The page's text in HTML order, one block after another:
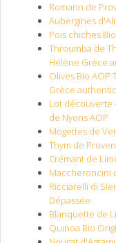
Romarin de
Aubergines
Pois chiches
Throumba de
Hélène Grèce
Olives Bio AOP
Grèce
Lot découverte
de Nyons AOP
Mogettes de
Thym de
Crémant de
Maccheroncini
Ricciarelli di
Dépassée
Blanquette de
Quinoa Bio